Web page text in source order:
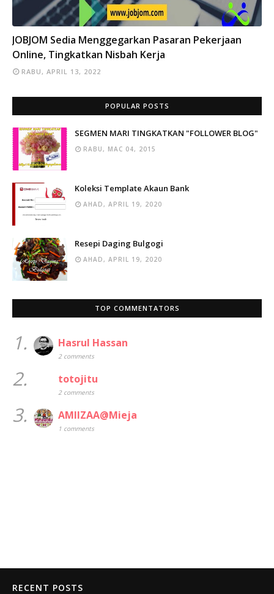
INFO
JOBJOM Sedia Menggegarkan Pasaran Pekerjaan
Online, Tingkatkan Nisbah Kerja
RABU, APRIL 13, 2022
POPULAR POSTS
SEGMEN MARI TINGKATKAN "FOLLOWER BLOG"
RABU, MAC 04, 2015
Koleksi Template Akaun Bank
AHAD, APRIL 19, 2020
Resepi Daging Bulgogi
AHAD, APRIL 19, 2020
TOP COMMENTATORS
1. Hasrul Hassan
2 comments
2. totojitu
2 comments
3. AMIIZAA@Mieja
1 comments
RECENT POSTS